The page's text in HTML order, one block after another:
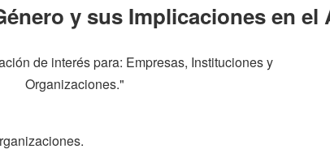
y sus Implicaciones en
de interés para: Empresas, Instituciones y
Organizaciones."